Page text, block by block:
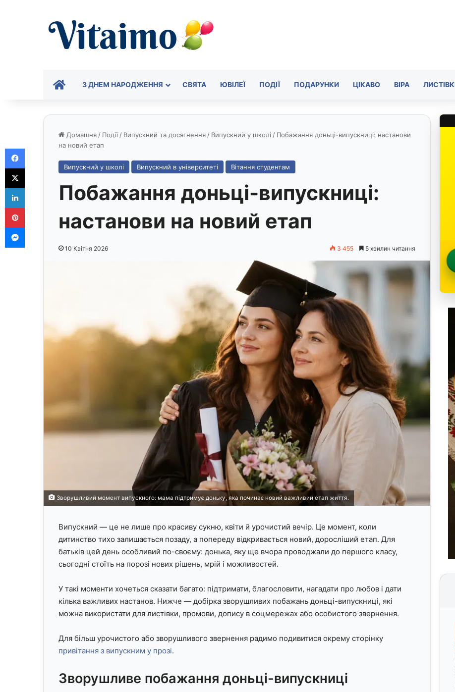
ГОЛОВНАЗ ДНЕМ НАРОДЖЕННЯ СВЯТА ЮВІЛЕЇ ПОДІЇ ПОДАРУНКИ ЦІКАВО ВІРА
Домашня / Події / Випускний та досягнення / Випускний у школі / Побажання доньці-випускниці: настанови
на новий етап
Випускний у школі Випускний в університеті Вітання студентам
Побажання доньці-випускниці:
настанови на новий етап
10 Квітня 2026 3 455 5 хвилин читання
Зворушливий момент випускного: мама підтримує доньку, яка починає новий важливий етап життя.
Випускний — це не лише про красиву сукню, квіти й урочистий вечір. Це момент, коли
дитинство тихо залишається позаду, а попереду відкривається новий, доросліший етап. Для
батьків цей день особливий по-своєму: донька, яку ще вчора проводжали до першого класу,
сьогодні стоїть на порозі нових рішень, мрій і можливостей.
У такі моменти хочеться сказати багато: підтримати, благословити, нагадати про любов і дати
кілька важливих настанов. Нижче — добірка зворушливих побажань доньці-випускниці, які
можна використати для листівки, промови, допису в соцмережах або особистого звернення.
Для більш урочистого або зворушливого звернення радимо подивитися окрему сторінку
привітання з випускним у прозі.
Зворушливе побажання доньці-випускниці
Facebook
X
LinkedIn
Pinterest
Messenger